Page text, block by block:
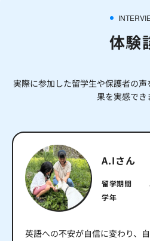
体験
実際に参加した留学生や保護者の
果を実感でき
A.Iさん
留学期間
学年
英語への不安が自信に変わり、